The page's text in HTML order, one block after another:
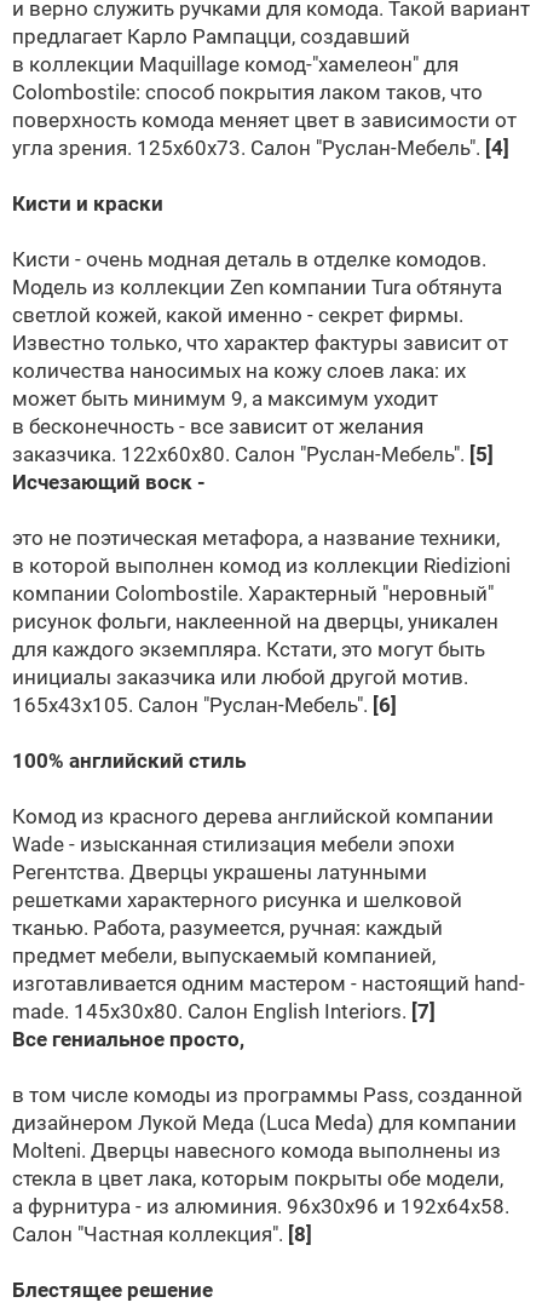
и верно служить ручками для комода. Такой вариант
предлагает Карло Рампацци, создавший
в коллекции Maquillage комод-"хамелеон" для
Colombostile: способ покрытия лаком таков, что
поверхность комода меняет цвет в зависимости от
угла зрения. 125х60х73. Салон "Руслан-Мебель". [4]
Кисти и краски
Кисти - очень модная деталь в отделке комодов.
Модель из коллекции Zen компании Tura обтянута
светлой кожей, какой именно - секрет фирмы.
Известно только, что характер фактуры зависит от
количества наносимых на кожу слоев лака: их
может быть минимум 9, а максимум уходит
в бесконечность - все зависит от желания
заказчика. 122х60х80. Салон "Руслан-Мебель". [5]
Исчезающий воск -
это не поэтическая метафора, а название техники,
в которой выполнен комод из коллекции Riedizioni
компании Colombostile. Характерный "неровный"
рисунок фольги, наклеенной на дверцы, уникален
для каждого экземпляра. Кстати, это могут быть
инициалы заказчика или любой другой мотив.
165х43х105. Салон "Руслан-Мебель". [6]
100% английский стиль
Комод из красного дерева английской компании
Wade - изысканная стилизация мебели эпохи
Регентства. Дверцы украшены латунными
решетками характерного рисунка и шелковой
тканью. Работа, разумеется, ручная: каждый
предмет мебели, выпускаемый компанией,
изготавливается одним мастером - настоящий hand-
made. 145x30x80. Салон English Interiors. [7]
Все гениальное просто,
в том числе комоды из программы Pass, созданной
дизайнером Лукой Меда (Luca Meda) для компании
Molteni. Дверцы навесного комода выполнены из
стекла в цвет лака, которым покрыты обе модели,
а фурнитура - из алюминия. 96x30x96 и 192x64x58.
Салон "Частная коллекция". [8]
Блестящее решение